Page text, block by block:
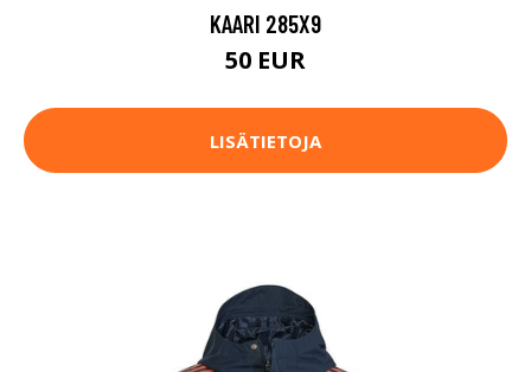
KAARI 285X9
50 EUR
LISÄTIETOJA